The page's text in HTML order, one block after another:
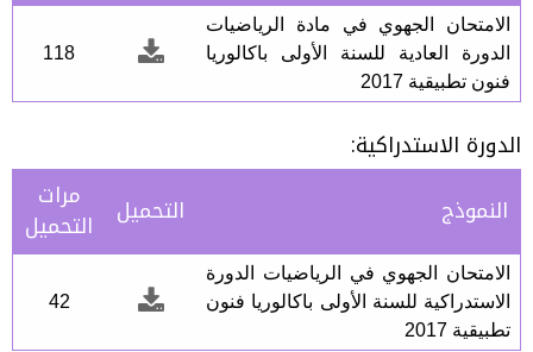
الامتحان الجهوي في مادة الرياضيات
الدورة العادية للسنة الأولى باكالوريا
فنون تطبيقية 2017
118
الدورة الاستدراكية:
النموذج
التحميل مرات
التحميل
الامتحان الجهوي في الرياضيات الدورة
الاستدراكية للسنة الأولى باكالوريا فنون
تطبيقية 2017
42